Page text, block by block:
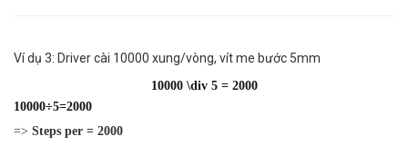
Ví dụ 3: Driver cài 10000 xung/vòng, vít me bước 5mm
10000 \div 5 = 2000
10000÷5=2000
=> Steps per = 2000